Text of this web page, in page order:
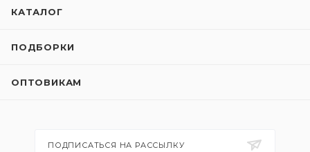
КАТАЛОГ
ПОДБОРКИ
ОПТОВИКАМ
ПОДПИСАТЬСЯ НА РАССЫЛКУ